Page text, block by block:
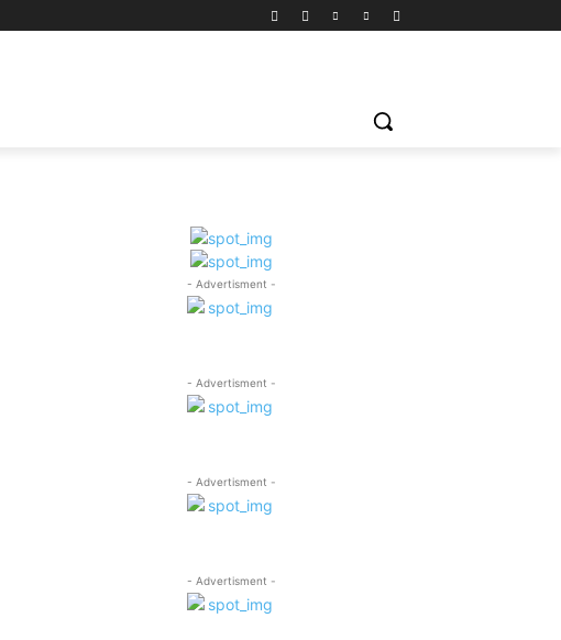
- Advertisment -
- Advertisment -
- Advertisment -
- Advertisment -